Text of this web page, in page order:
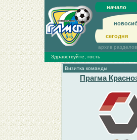
начало
сегодня
архив
Здравствуйте, гость
Визитка команды
Прагма